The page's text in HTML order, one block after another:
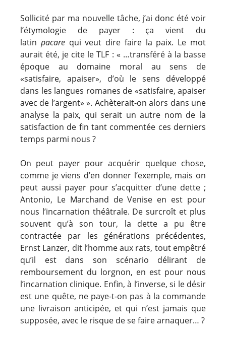
Sollicité par ma nouvelle tâche, j’ai donc été voir
l’étymologie de payer : ça vient du
latin pacarequi veut dire faire la paix. Le mot
aurait été, je cite le TLF : « …transféré à la basse
époque au domaine moral au sens de
«satisfaire, apaiser», d’où le sens développé
dans les langues romanes de «satisfaire, apaiser
avec de l’argent» ». Achèterait-on alors dans une
analyse la paix, qui serait un autre nom de la
satisfaction de fin tant commentée ces derniers
temps parmi nous ?
On peut payer pour acquérir quelque chose,
comme je viens d’en donner l’exemple, mais on
peut aussi payer pour s’acquitter d’une dette ;
Antonio, Le Marchand de Venise en est pour
nous l’incarnation théâtrale. De surcroît et plus
souvent qu’à son tour, la dette a pu être
contractée par les générations précédentes,
Ernst Lanzer, dit l’homme aux rats, tout empêtré
qu’il est dans son scénario délirant de
remboursement du lorgnon, en est pour nous
l’incarnation clinique. Enfin, à l’inverse, si le désir
est une quête, ne paye-t-on pas à la commande
une livraison anticipée, et qui n’est jamais que
supposée, avec le risque de se faire arnaquer… ?